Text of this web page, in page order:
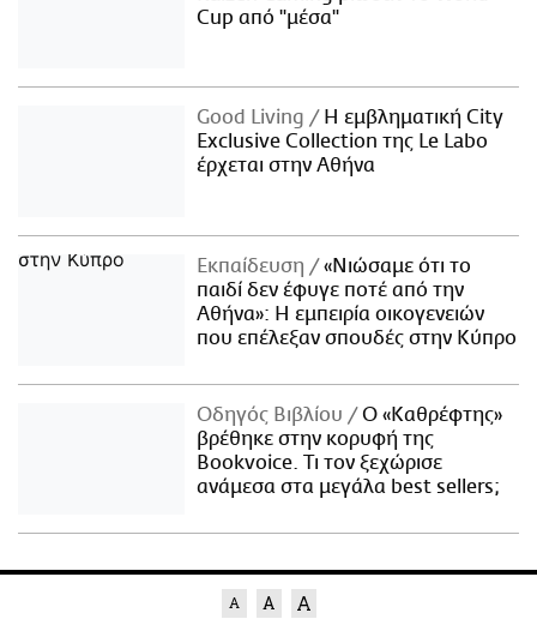
Cup από "μέσα"
Good Living
Η εμβληματική City
Exclusive Collection της Le Labo
έρχεται στην Αθήνα
Εκπαίδευση
«Νιώσαμε ότι το
παιδί δεν έφυγε ποτέ από την
Αθήνα»: Η εμπειρία οικογενειών
που επέλεξαν σπουδές στην Κύπρο
Οδηγός Βιβλίου
Ο «Καθρέφτης»
βρέθηκε στην κορυφή της
Bookvoice. Τι τον ξεχώρισε
ανάμεσα στα μεγάλα best sellers;